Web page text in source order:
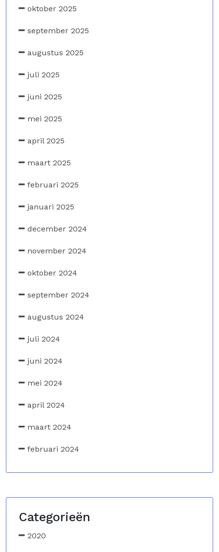
oktober 2025
september 2025
augustus 2025
juli 2025
juni 2025
mei 2025
april 2025
maart 2025
februari 2025
januari 2025
december 2024
november 2024
oktober 2024
september 2024
augustus 2024
juli 2024
juni 2024
mei 2024
april 2024
maart 2024
februari 2024
Categorieën
2020